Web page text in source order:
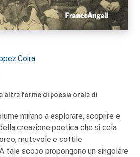
Coira
altre forme di poesia orale di
mirano a esplorare, scoprire e
creazione poetica che si cela
mutevole e sottile
tale scopo propongono un singolare